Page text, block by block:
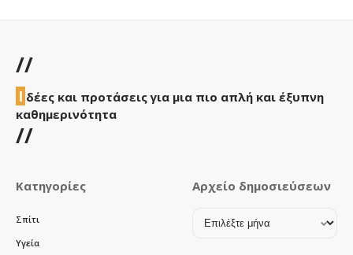
//
Ι δέες και προτάσεις για μια πιο απλή και έξυπνη
καθημερινότητα
//
Κατηγορίες
Σπίτι
Υγεία
Αρχείο δημοσιεύσεων
Αρχείο